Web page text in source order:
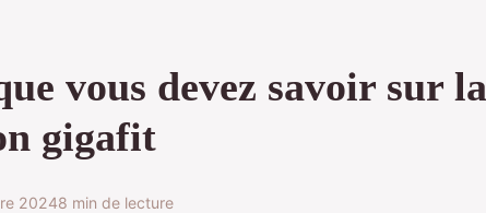
vous devez savoir sur la
gigafit
20248 min de lecture